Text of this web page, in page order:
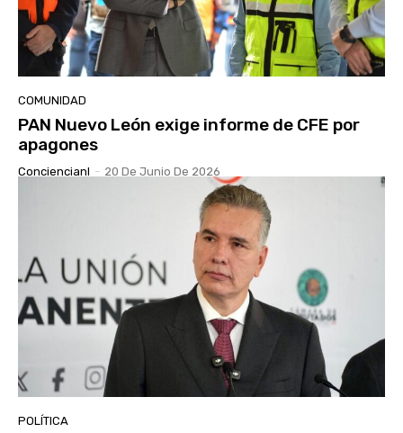
COMUNIDAD
PAN Nuevo León exige informe de CFE por
apagones
Conciencianl - 20 De Junio De 2026
POLÍTICA